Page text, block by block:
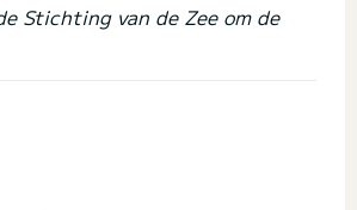
Stichting van de Zee om de